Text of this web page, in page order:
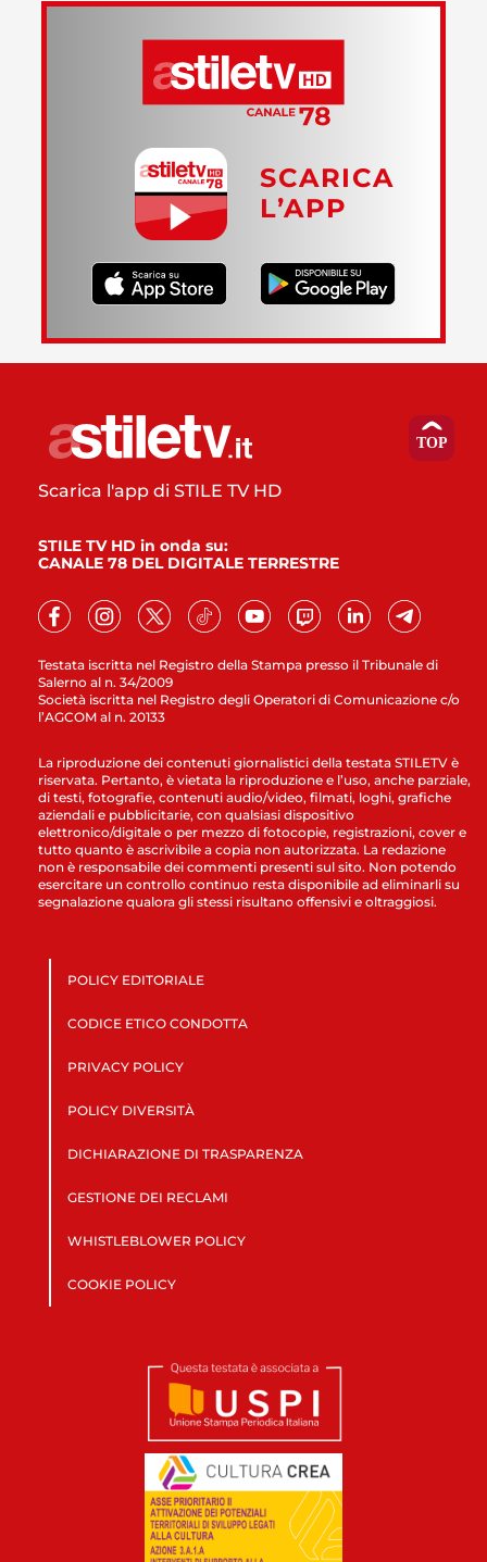
SCARICA
L’APP
Testata iscritta nel Registro della Stampa presso il Tribunale di
Salerno al n. 34/2009
Società iscritta nel Registro degli Operatori di Comunicazione c/o
l’AGCOM al n. 20133
Scarica l'app di STILE TV HD
STILE TV HD in onda su:
CANALE 78 DEL DIGITALE TERRESTRE
La riproduzione dei contenuti giornalistici della testata STILETV è
riservata. Pertanto, è vietata la riproduzione e l’uso, anche parziale,
di testi, fotografie, contenuti audio/video, filmati, loghi, grafiche
aziendali e pubblicitarie, con qualsiasi dispositivo
elettronico/digitale o per mezzo di fotocopie, registrazioni, cover e
tutto quanto è ascrivibile a copia non autorizzata. La redazione
non è responsabile dei commenti presenti sul sito. Non potendo
esercitare un controllo continuo resta disponibile ad eliminarli su
segnalazione qualora gli stessi risultano offensivi e oltraggiosi.
POLICY EDITORIALE
CODICE ETICO CONDOTTA
PRIVACY POLICY
POLICY DIVERSITÀ
DICHIARAZIONE DI TRASPARENZA
GESTIONE DEI RECLAMI
WHISTLEBLOWER POLICY
COOKIE POLICY